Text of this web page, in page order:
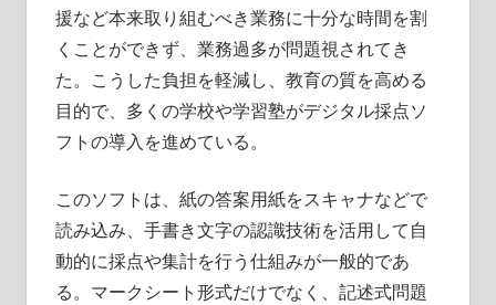
援など本来取り組むべき業務に十分な時間を割
くことができず、業務過多が問題視されてき
た。こうした負担を軽減し、教育の質を高める
目的で、多くの学校や学習塾がデジタル採点ソ
フトの導入を進めている。
このソフトは、紙の答案用紙をスキャナなどで
読み込み、手書き文字の認識技術を活用して自
動的に採点や集計を行う仕組みが一般的であ
る。マークシート形式だけでなく、記述式問題